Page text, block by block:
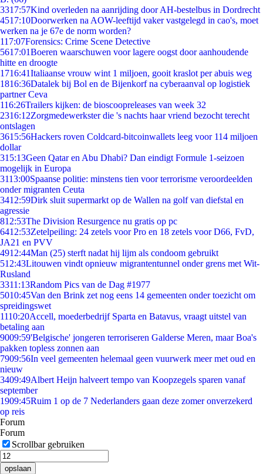
3317:57Kind overleden na aanrijding door AH-bestelbus in Dordrecht
4517:10Doorwerken na AOW-leeftijd vaker vastgelegd in cao's, moet
werken na je 67e de norm worden?
117:07Forensics: Crime Scene Detective
5617:01Boeren waarschuwen voor lagere oogst door aanhoudende
hitte en droogte
1716:41Italiaanse vrouw wint 1 miljoen, gooit kraslot per abuis weg
1816:36Datalek bij Bol en de Bijenkorf na cyberaanval op logistiek
partner Ceva
116:26Trailers kijken: de bioscoopreleases van week 32
2316:12Zorgmedewerkster die 's nachts haar vriend bezocht terecht
ontslagen
3615:56Hackers roven Coldcard-bitcoinwallets leeg voor 114 miljoen
dollar
315:13Geen Qatar en Abu Dhabi? Dan eindigt Formule 1-seizoen
mogelijk in Europa
3113:00Spaanse politie: minstens tien voor terrorisme veroordeelden
onder migranten Ceuta
3412:59Dirk sluit supermarkt op de Wallen na golf van diefstal en
agressie
812:53The Division Resurgence nu gratis op pc
6412:53Zetelpeiling: 24 zetels voor Pro en 18 zetels voor D66, FvD,
JA21 en PVV
4912:44Man (25) sterft nadat hij lijm als condoom gebruikt
512:43Litouwen vindt opnieuw migrantentunnel onder grens met Wit-
Rusland
3311:13Random Pics van de Dag #1977
5010:45Van den Brink zet nog eens 14 gemeenten onder toezicht om
spreidingswet
1110:20Accell, moederbedrijf Sparta en Batavus, vraagt uitstel van
betaling aan
9009:59'Belgische' jongeren terroriseren Galderse Meren, maar Boa's
pakken topless zonnen aan
7909:56In veel gemeenten helemaal geen vuurwerk meer met oud en
nieuw
3409:49Albert Heijn halveert tempo van Koopzegels sparen vanaf
september
1909:45Ruim 1 op de 7 Nederlanders gaan deze zomer onverzekerd
op reis
Forum
Forum
Scrollbar gebruiken
opslaan